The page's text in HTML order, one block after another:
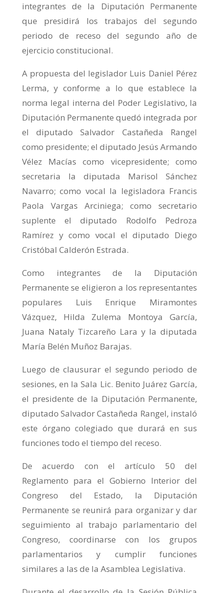
integrantes de la Diputación Permanente
que presidirá los trabajos del segundo
periodo de receso del segundo año de
ejercicio constitucional.
A propuesta del legislador Luis Daniel Pérez
Lerma, y conforme a lo que establece la
norma legal interna del Poder Legislativo, la
Diputación Permanente quedó integrada por
el diputado Salvador Castañeda Rangel
como presidente; el diputado Jesús Armando
Vélez Macías como vicepresidente; como
secretaria la diputada Marisol Sánchez
Navarro; como vocal la legisladora Francis
Paola Vargas Arciniega; como secretario
suplente el diputado Rodolfo Pedroza
Ramírez y como vocal el diputado Diego
Cristóbal Calderón Estrada.
Como integrantes de la Diputación
Permanente se eligieron a los representantes
populares Luis Enrique Miramontes
Vázquez, Hilda Zulema Montoya García,
Juana Nataly Tizcareño Lara y la diputada
María Belén Muñoz Barajas.
Luego de clausurar el segundo periodo de
sesiones, en la Sala Lic. Benito Juárez García,
el presidente de la Diputación Permanente,
diputado Salvador Castañeda Rangel, instaló
este órgano colegiado que durará en sus
funciones todo el tiempo del receso.
De acuerdo con el artículo 50 del
Reglamento para el Gobierno Interior del
Congreso del Estado, la Diputación
Permanente se reunirá para organizar y dar
seguimiento al trabajo parlamentario del
Congreso, coordinarse con los grupos
parlamentarios y cumplir funciones
similares a las de la Asamblea Legislativa.